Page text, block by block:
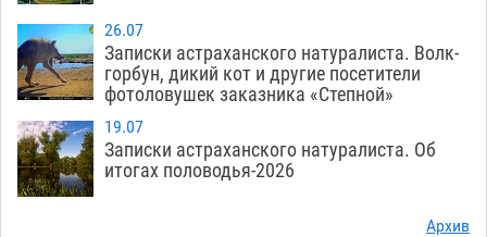
26.07
Записки астраханского натуралиста. Волк-
горбун, дикий кот и другие посетители
фотоловушек заказника «Степной»
19.07
Записки астраханского натуралиста. Об
итогах половодья-2026
Архив